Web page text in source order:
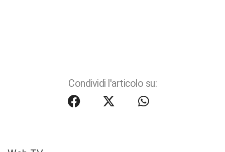
Condividi l'articolo su: